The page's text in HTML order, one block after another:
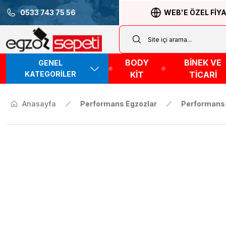
0533 743 75 56 WEB'E ÖZEL
GENEL
KATEGORİLER
BODY
KİT
BİNEK VE
TİCARİ
Anasayfa Performans Egzozlar